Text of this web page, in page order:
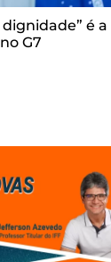
é a
G7